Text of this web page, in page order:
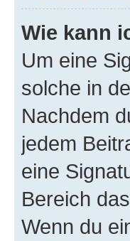
Wie kann
Um eine
solche in
Nachdem
jedem
eine
Bereich
Wenn du